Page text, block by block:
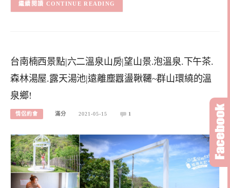
CONTINUE READING
台南楠西景點|六二溫泉山房|望山景.泡溫泉.下午茶.
森林湯屋.露天湯池|遠離塵囂盪鞦韆~群山環繞的溫
泉鄉!
情侶約會 滿分 2021-05-15 1